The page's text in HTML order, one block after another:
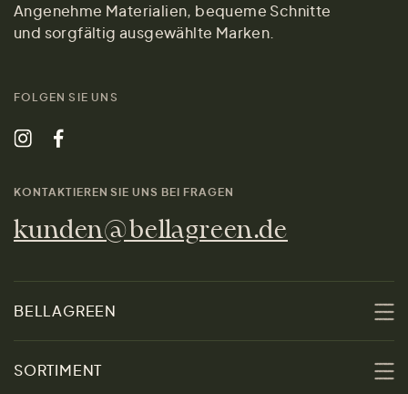
Angenehme Materialien, bequeme Schnitte
und sorgfältig ausgewählte Marken.
FOLGEN SIE UNS
KONTAKTIEREN SIE UNS BEI FRAGEN
kunden@bellagreen.de
BELLAGREEN
Über uns
SORTIMENT